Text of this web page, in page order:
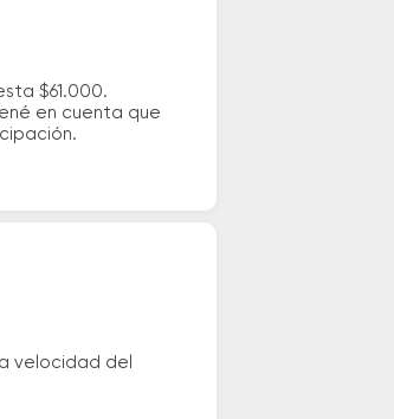
$61.000.
en cuenta que
velocidad del